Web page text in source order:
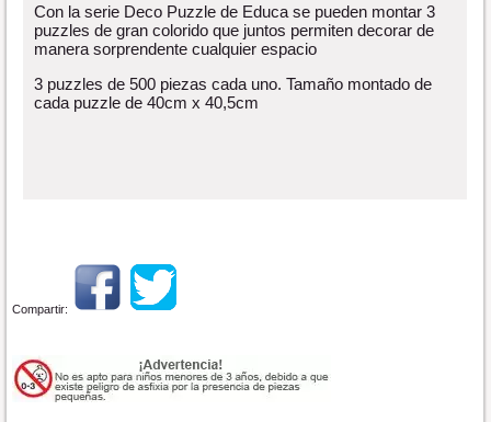
Con la serie Deco Puzzle de Educa se pueden montar 3
puzzles de gran colorido que juntos permiten decorar de
manera sorprendente cualquier espacio
3 puzzles de 500 piezas cada uno. Tamaño montado de
cada puzzle de 40cm x 40,5cm
Compartir: